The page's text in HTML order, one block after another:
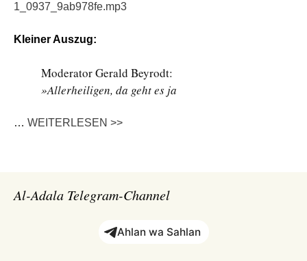
1_0937_9ab978fe.mp3
Kleiner Auszug:
Moderator Gerald Beyrodt:
»Allerheiligen, da geht es ja
… WEITERLESEN >>
Al-Adala Telegram-Channel
Ahlan wa Sahlan